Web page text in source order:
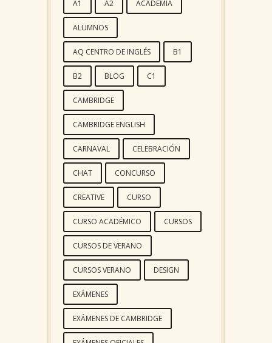
A1 A2 ACADEMIA
ALUMNOS
AQ CENTRO DE INGLÉS B1
B2 BLOG C1
CAMBRIDGE
CAMBRIDGE ENGLISH
CARNAVAL CELEBRACIÓN
CHAT CONCURSO
CREATIVE CURSO
CURSO ACADÉMICO CURSOS
CURSOS DE VERANO
CURSOS VERANO DESIGN
EXÁMENES
EXÁMENES DE CAMBRIDGE